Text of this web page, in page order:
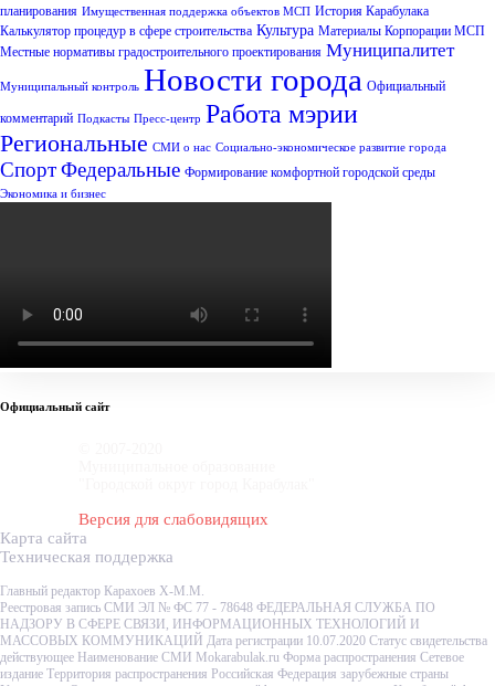
планирования Имущественная поддержка объектов МСП История Карабулака
Калькулятор процедур в сфере строительства Культура Материалы Корпорации МСП
Местные нормативы градостроительного проектирования Муниципалитет
Муниципальный контроль Новости города Официальный
комментарий Подкасты Пресс-центр Работа мэрии
Региональные СМИ о нас Социально-экономическое развитие города
СпортФедеральные Формирование комфортной городской среды
Экономика и бизнес
Официальный сайт
Версия для слабовидящих
Карта сайта
Техническая поддержка
Главный редактор Карахоев Х-М.М.
Реестровая запись СМИ ЭЛ № ФС 77 - 78648 ФЕДЕРАЛЬНАЯ СЛУЖБА ПО
НАДЗОРУ В СФЕРЕ СВЯЗИ, ИНФОРМАЦИОННЫХ ТЕХНОЛОГИЙ И
МАССОВЫХ КОММУНИКАЦИЙ Дата регистрации 10.07.2020 Статус свидетельства
действующее Наименование СМИ Mokarabulak.ru Форма распространения Сетевое
издание Территория распространения Российская Федерация зарубежные страны